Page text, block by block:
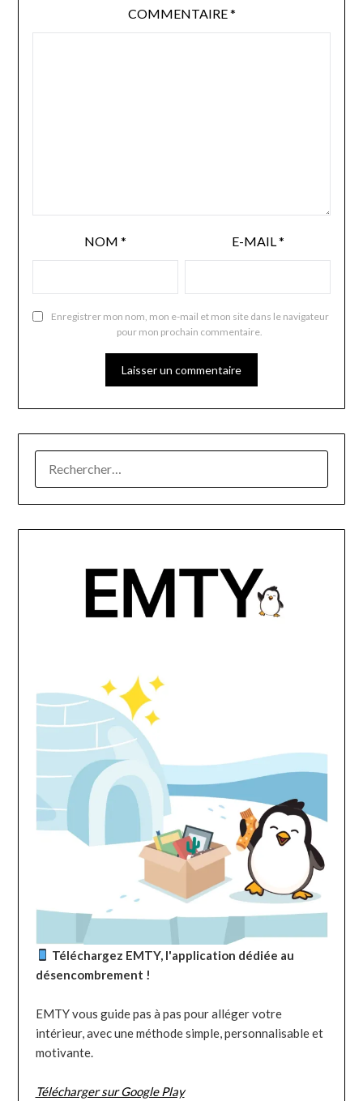
COMMENTAIRE*
NOM * E-MAIL*
Enregistrer mon nom, mon e-mail et mon site dans le navigateur
pour mon prochain commentaire.
Téléchargez EMTY, l'application dédiée au
désencombrement !
EMTY vous guide pas à pas pour alléger votre
intérieur, avec une méthode simple, personnalisable et
motivante.
Télécharger sur Google Play